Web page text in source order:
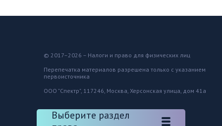
© 2017–2026 – Налоги и право для физических лиц
Перепечатка материалов разрешена только с указанием
первоисточника
ООО "Спектр", 117246, Москва, Херсонская улица, дом 41а
Выберите раздел